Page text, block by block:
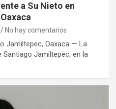
a Su Nieto en
No hay comentarios
Jamiltepec, Oaxaca — La
Santiago Jamiltepec, en la